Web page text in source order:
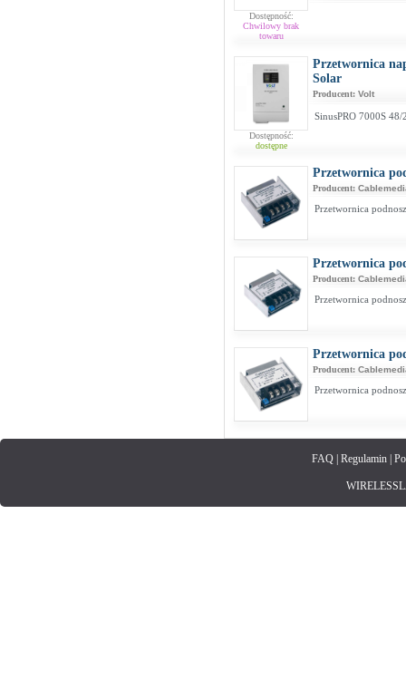
Dostępność:
Chwilowy brak
towaru
Dostępność:
dostępne
Przetwornica
Solar
Producent: Volt
SinusPRO 7000S
Przetwornica
Producent:
Przetwornica
Przetwornica
Producent:
Przetwornica
Przetwornica
Producent:
Przetwornica
FAQ| Regulamin|